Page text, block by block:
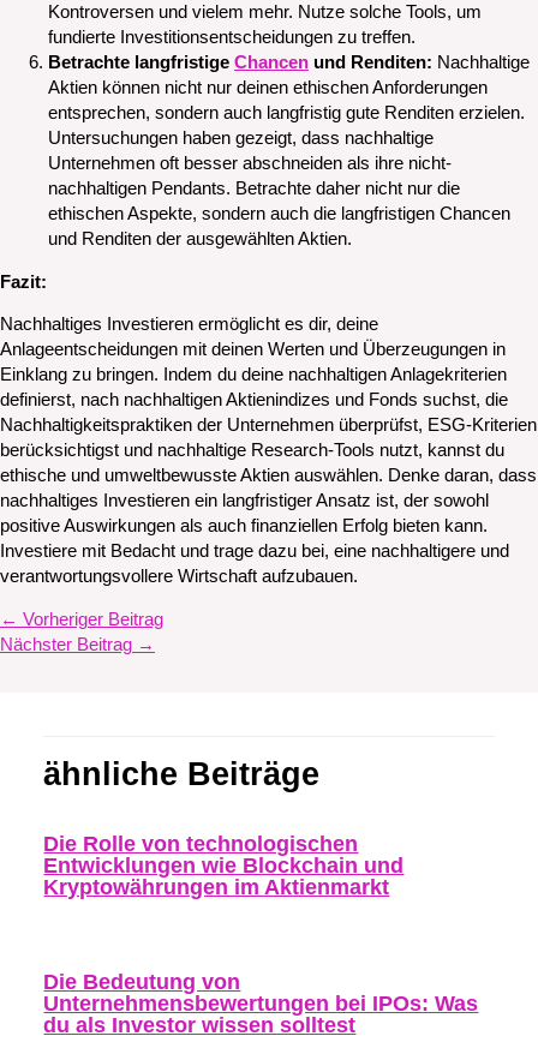
Kontroversen und vielem mehr. Nutze solche Tools, um
fundierte Investitionsentscheidungen zu treffen.
Betrachte langfristige Chancen und Renditen: Nachhaltige
Aktien können nicht nur deinen ethischen Anforderungen
entsprechen, sondern auch langfristig gute Renditen erzielen.
Untersuchungen haben gezeigt, dass nachhaltige
Unternehmen oft besser abschneiden als ihre nicht-
nachhaltigen Pendants. Betrachte daher nicht nur die
ethischen Aspekte, sondern auch die langfristigen Chancen
und Renditen der ausgewählten Aktien.
Fazit:
Nachhaltiges Investieren ermöglicht es dir, deine
Anlageentscheidungen mit deinen Werten und Überzeugungen in
Einklang zu bringen. Indem du deine nachhaltigen Anlagekriterien
definierst, nach nachhaltigen Aktienindizes und Fonds suchst, die
Nachhaltigkeitspraktiken der Unternehmen überprüfst, ESG-Kriterien
berücksichtigst und nachhaltige Research-Tools nutzt, kannst du
ethische und umweltbewusste Aktien auswählen. Denke daran, dass
nachhaltiges Investieren ein langfristiger Ansatz ist, der sowohl
positive Auswirkungen als auch finanziellen Erfolg bieten kann.
Investiere mit Bedacht und trage dazu bei, eine nachhaltigere und
verantwortungsvollere Wirtschaft aufzubauen.
← Vorheriger Beitrag
Nächster Beitrag →
ähnliche Beiträge
Die Rolle von technologischen
Entwicklungen wie Blockchain und
Kryptowährungen im Aktienmarkt
Die Bedeutung von
Unternehmensbewertungen bei IPOs: Was
du als Investor wissen solltest